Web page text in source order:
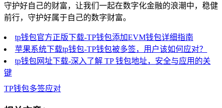
守护好自己的财富，让我们一起在数字化金融的浪潮中，稳健
前行，守护好属于自己的数字财富。
tp钱包官方正版下载-TP钱包添加EVM钱包详细指南
苹果系统下载tp钱包-TP钱包被多签，用户该如何应对？
tp钱包网址下载-深入了解 TP 钱包地址，安全与应用的关
键
TP钱包多签应对